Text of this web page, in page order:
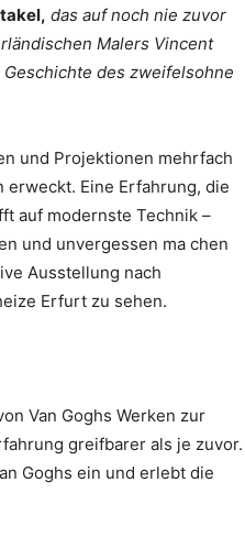
das auf noch nie zuvor
Malers Vincent
Geschichte des zweifelsohne
und Projektionen mehrfach
erweckt. Eine Erfahrung, die
auf modernste Technik –
und unvergessen ma chen
Ausstellung nach
Erfurt zu sehen.
Van Goghs Werken zur
greifbarer als je zuvor.
Goghs ein und erlebt die